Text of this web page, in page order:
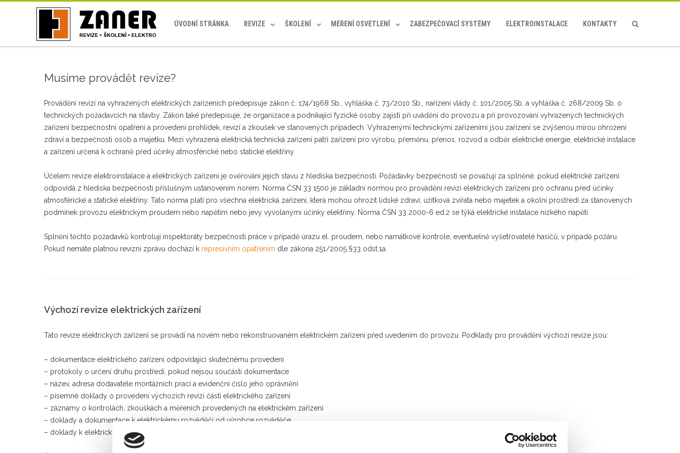
ÚVODNÍ STRÁNKA REVIZE ŠKOLENÍ MĚŘENÍ OSVĚTLENÍ ZABEZPEČOVACÍ SYSTÉMY ELEKTROINSTALACE KONTAKTY
Musíme provádět revize?
Provádění revizí na vyhrazených elektrických zařízeních předepisuje zákon č. 174/1968 Sb., vyhláška č. 73/2010 Sb., nařízení vlády č. 101/2005 Sb. a vyhláška č. 268/2009 Sb. o
technických požadavcích na stavby. Zákon také předepisuje, že organizace a podnikající fyzické osoby zajistí při uvádění do provozu a při provozování vyhrazených technických
zařízení bezpečnostní opatření a provedení prohlídek, revizí a zkoušek ve stanovených případech. Vyhrazenými technickými zařízeními jsou zařízení se zvýšenou mírou ohrožení
zdraví a bezpečnosti osob a majetku. Mezi vyhrazená elektrická technická zařízení patří zařízení pro výrobu, přeměnu, přenos, rozvod a odběr elektrické energie, elektrické instalace
a zařízení určená k ochraně před účinky atmosférické nebo statické elektřiny.
Účelem revize elektroinstalace a elektrických zařízení je ověřování jejich stavu z hlediska bezpečnosti. Požadavky bezpečnosti se považují za splněné, pokud elektrické zařízení
odpovídá z hlediska bezpečnosti příslušným ustanovením norem. Norma ČSN 33 1500 je základní normou pro provádění revizí elektrických zařízení pro ochranu před účinky
atmosférické a statické elektřiny. Tato norma platí pro všechna elektrická zařízení, která mohou ohrozit lidské zdraví, užitková zvířata nebo majetek a okolní prostředí za stanovených
podmínek provozu elektrickým proudem nebo napětím nebo jevy vyvolanými účinky elektřiny. Norma ČSN 33 2000-6 ed.2 se týká elektrické instalace nízkého napětí.
Splnění těchto požadavků kontrolují inspektoráty bezpečnosti práce v případě úrazu el. proudem, nebo namátkové kontrole, eventuelně vyšetřovatelé hasičů, v případě požáru.
Pokud nemáte platnou revizní zprávu dochází k represivním opatřením dle zákona 251/2005 §33 odst.1a.
Výchozí revize elektrických zařízení
Tato revize elektrických zařízení se provádí na novém nebo rekonstruovaném elektrickém zařízení před uvedením do provozu. Podklady pro provádění výchozí revize jsou:
– dokumentace elektrického zařízení odpovídající skutečnému provedení
– protokoly o určení druhu prostředí, pokud nejsou součástí dokumentace
– název, adresa dodavatele montážních prací a evidenční číslo jeho oprávnění
– písemné doklady o provedení výchozích revizí částí elektrického zařízení
– záznamy o kontrolách, zkouškách a měřeních provedených na elektrickém zařízení
– doklady a dokumentace k elektrickému rozváděči od výrobce rozváděče
– doklady k elektrickým spotřebičům, které jsou součástí elektroinstalace